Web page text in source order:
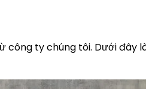
công ty chúng tôi. Dưới đây